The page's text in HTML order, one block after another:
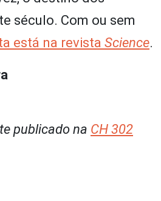
século. Com ou sem
está na revista Science.
publicado na CH 302